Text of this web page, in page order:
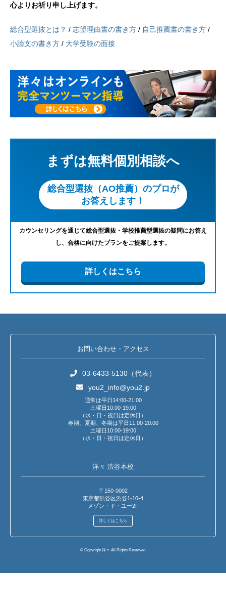
心よりお祈り申し上げます。
総合型選抜とは？ / 志望理由書の書き方 / 自己推薦書の書き方 /
小論文の書き方 / 大学受験の面接
まずは無料個別相談へ
総合型選抜（AO推薦）のプロが
お答えします！
カウンセリングを通じて総合型選抜・学校推薦型選抜の疑問にお答え
し、合格に向けたプランをご提案します。
詳しくはこちら
お問い合わせ・アクセス
03-6433-5130（代表）
you2_info@you2.jp
通常は平日14:00-21:00
土曜日10:00-19:00
（水・日・祝日は定休日）
春期、夏期、冬期は平日11:00-20:00
土曜日10:00-19:00
（水・日・祝日は定休日）
洋々 渋谷本校
〒150-0002
東京都渋谷区渋谷1-10-4
メゾン・ド・ユー2F
詳しくはこちら
© Copyright 洋々 All Rights Reserved.